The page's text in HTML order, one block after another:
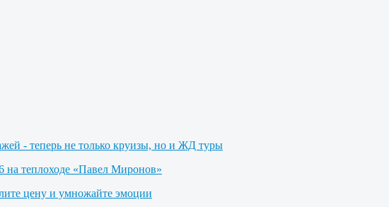
- теперь не только круизы, но и ЖД туры
на теплоходе «Павел Миронов»
цену и умножайте эмоции